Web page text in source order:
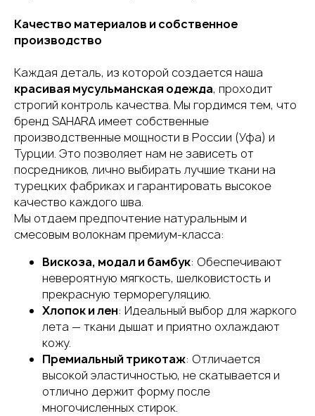
Качество материалов и собственное
производство
Каждая деталь, из которой создается наша
красивая мусульманская одежда, проходит
строгий контроль качества. Мы гордимся тем, что
бренд SAHARA имеет собственные
производственные мощности в России (Уфа) и
Турции. Это позволяет нам не зависеть от
посредников, лично выбирать лучшие ткани на
турецких фабриках и гарантировать высокое
качество каждого шва.
Мы отдаем предпочтение натуральным и
смесовым волокнам премиум-класса:
Вискоза, модал и бамбук: Обеспечивают
невероятную мягкость, шелковистость и
прекрасную терморегуляцию.
Хлопок и лен: Идеальный выбор для жаркого
лета — ткани дышат и приятно охлаждают
кожу.
Премиальный трикотаж: Отличается
высокой эластичностью, не скатывается и
отлично держит форму после
многочисленных стирок.